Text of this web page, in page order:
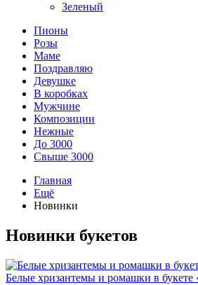
Зеленый
Пионы
Розы
Маме
Поздравляю
Девушке
В коробках
Мужчине
Композиции
Нежные
До 3000
Свыше 3000
Главная
Ещё
Новинки
Новинки букетов
Белые хризантемы и ромашки в букете